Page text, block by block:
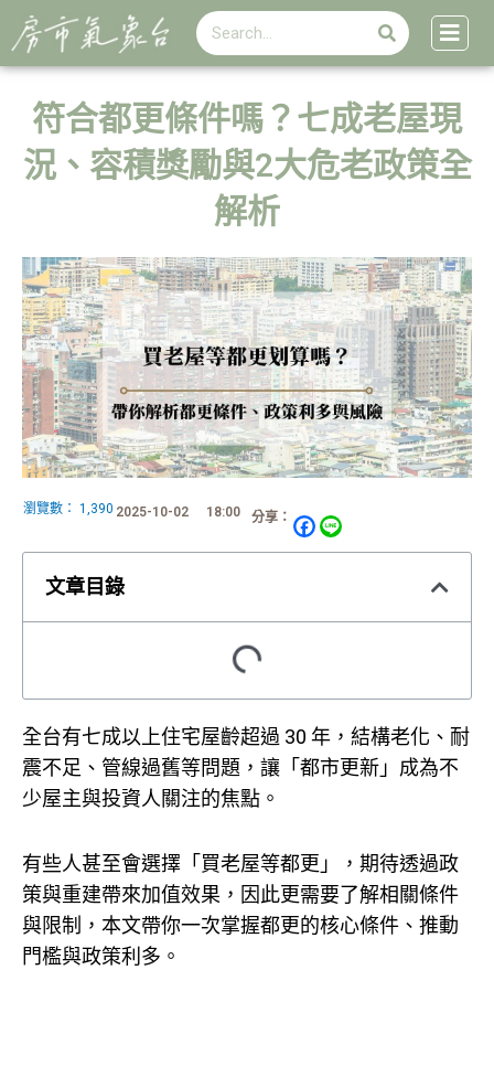
搜
尋
搜
尋
符合都更條件嗎？七成老屋現
況、容積獎勵與2大危老政策全
解析
瀏覽數： 1,390 2025-10-02 18:00 分享：
文章目錄
全台有七成以上住宅屋齡超過 30 年，結構老化、耐
震不足、管線過舊等問題，讓「都市更新」成為不
少屋主與投資人關注的焦點。
有些人甚至會選擇「買老屋等都更」，期待透過政
策與重建帶來加值效果，因此更需要了解相關條件
與限制，本文帶你一次掌握都更的核心條件、推動
門檻與政策利多。